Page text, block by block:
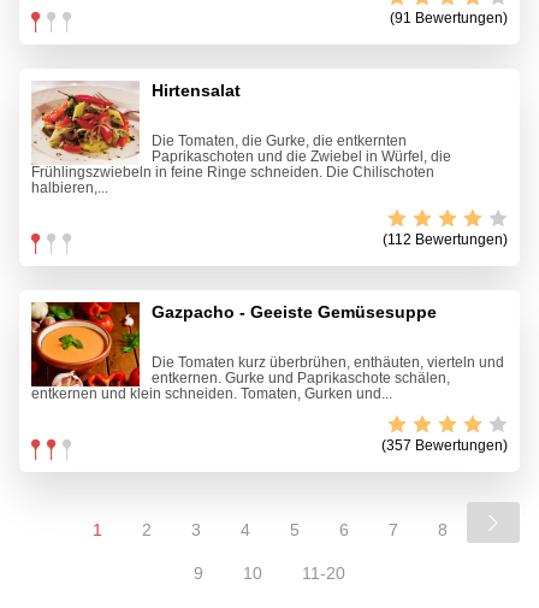
(91 Bewertungen)
Hirtensalat
Die Tomaten, die Gurke, die entkernten
Paprikaschoten und die Zwiebel in Würfel, die
Frühlingszwiebeln in feine Ringe schneiden. Die Chilischoten
halbieren,...
(112 Bewertungen)
Gazpacho - Geeiste Gemüsesuppe
Die Tomaten kurz überbrühen, enthäuten, vierteln und
entkernen. Gurke und Paprikaschote schälen,
entkernen und klein schneiden. Tomaten, Gurken und...
(357 Bewertungen)
1 2 3 4 5 6 7 8
9 10 11-20